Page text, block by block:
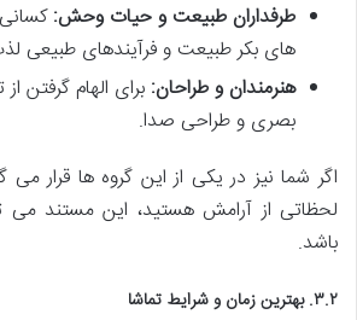
طرفداران طبیعت و حیات وحش:
های بکر طبیعت و فرآیندهای طبیعی
هنرمندان و طراحان: برای الهام گرفتن
بصری و طراحی صدا.
اگر شما نیز در یکی از این گروه ها قرار می
لحظاتی از آرامش هستید، این مستند می
باشد.
۳.۲. بهترین زمان و شرایط تماشا